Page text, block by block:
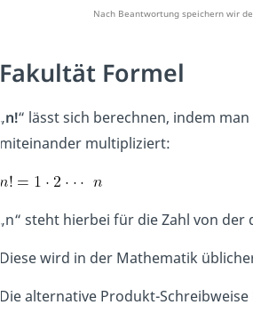
Nach Beantwortung speichern wir
Fakultät Formel
„n!“ lässt sich berechnen, indem
miteinander multipliziert:
„n“ steht hierbei für die Zahl von
Diese wird in der Mathematik
Die alternative Produkt-